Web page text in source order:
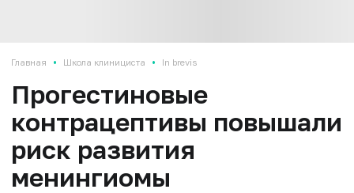
Главная • Школа клинициста • In brevis
Прогестиновые
контрацептивы повышали
риск развития
менингиомы